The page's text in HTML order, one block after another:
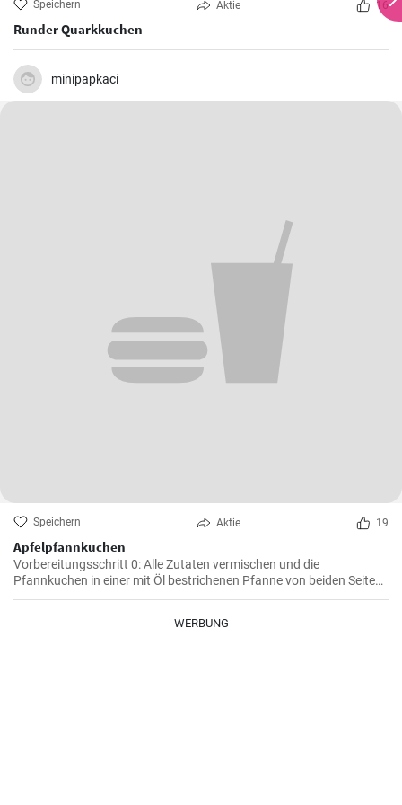
Speichern Aktie 16
Runder Quarkkuchen
minipapkaci
Speichern Aktie 19
Apfelpfannkuchen
Vorbereitungsschritt 0: Alle Zutaten vermischen und die
Pfannkuchen in einer mit Öl bestrichenen Pfanne von beiden Seiten
braten.
WERBUNG